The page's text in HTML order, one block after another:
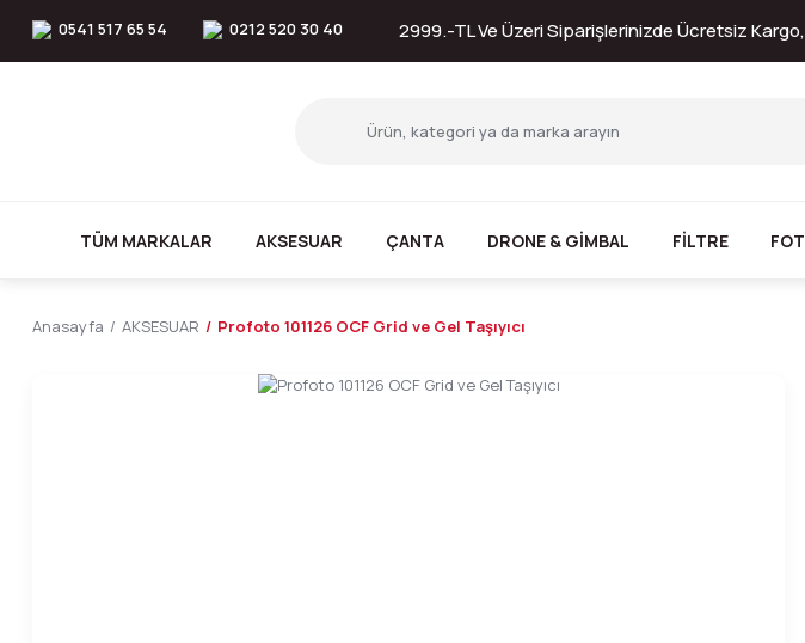
0541 517 65 54 0212 520 30 40 2999.-TL Ve Üzeri Siparişlerinizde Ücretsiz
TÜM MARKALAR AKSESUAR ÇANTA DRONE & GİMBAL FİLTRE
Anasayfa AKSESUAR Profoto 101126 OCF Grid ve Gel Taşıyıcı